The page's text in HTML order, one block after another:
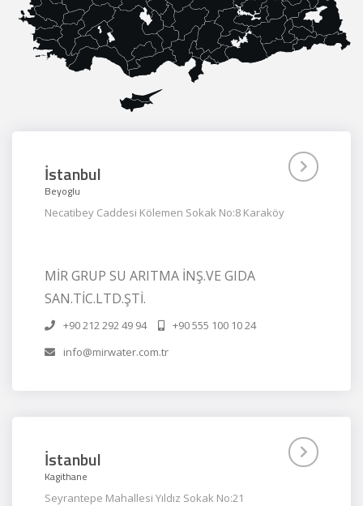
İstanbul
Beyoglu
Necatibey Caddesi Kölemen Sokak No:8 Karaköy
MİR GRUP SU ARITMA İNŞ.VE GIDA
SAN.TİC.LTD.ŞTİ.
+90 212 292 49 94
+90 555 100 10 24
info@mirwater.com.tr
İstanbul
Kagithane
Seyrantepe Mahallesi Yıldız Sokak No:21